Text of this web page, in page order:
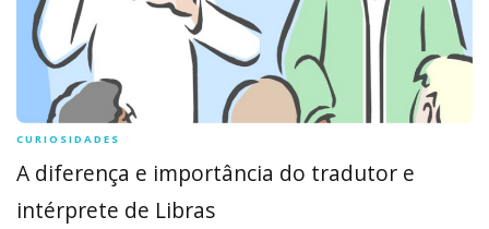
CURIOSIDADES
A diferença e importância do tradutor e
intérprete de Libras